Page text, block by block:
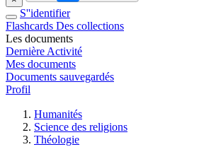
S''identifier
Flashcards Des collections
Les documents
Dernière Activité
Mes documents
Documents sauvegardés
Profil
Humanités
Science des religions
Théologie